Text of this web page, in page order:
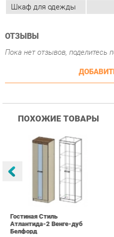
ДОБАВИТЬ
ПОХОЖИЕ ТОВАРЫ
Купить
Гостиная Стиль
Атлантида-2 Венге-дуб
25 223 ₽
+7 (903)
КАТАЛОГ
Коллекции